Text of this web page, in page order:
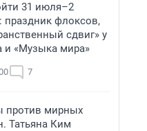
31 июля–2
праздник флоксов,
сдвиг» у
и «Музыка мира»
7
против мирных
Татьяна Ким